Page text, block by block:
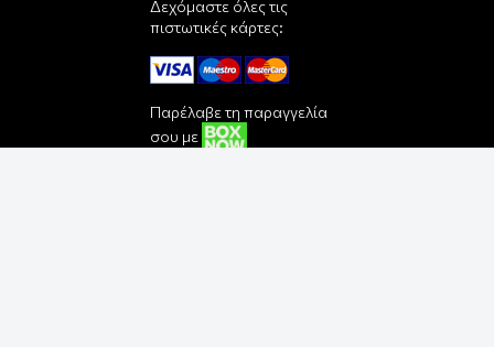
Δεχόμαστε όλες τις
πιστωτικές κάρτες:
Παρέλαβε τη παραγγελία
σου με